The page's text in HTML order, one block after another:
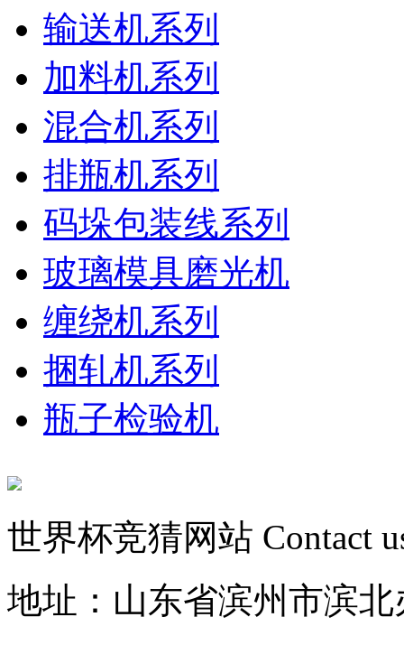
输送机系列
加料机系列
混合机系列
排瓶机系列
码垛包装线系列
玻璃模具磨光机
缠绕机系列
捆轧机系列
瓶子检验机
世界杯竞猜网站 Contact
地址：山东省滨州市滨